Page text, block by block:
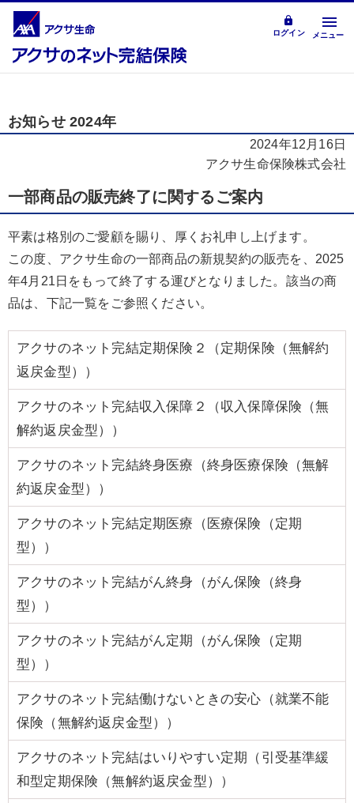
ログイン メニュー
お知らせ 2024年
2024年12月16日
アクサ生命保険株式会社
一部商品の販売終了に関するご案内
平素は格別のご愛顧を賜り、厚くお礼申し上げます。
この度、アクサ生命の一部商品の新規契約の販売を、2025
年4月21日をもって終了する運びとなりました。該当の商
品は、下記一覧をご参照ください。
アクサのネット完結定期保険２（定期保険（無解約
返戻金型））
アクサのネット完結収入保障２（収入保障保険（無
解約返戻金型））
アクサのネット完結終身医療（終身医療保険（無解
約返戻金型））
アクサのネット完結定期医療（医療保険（定期
型））
アクサのネット完結がん終身（がん保険（終身
型））
アクサのネット完結がん定期（がん保険（定期
型））
アクサのネット完結働けないときの安心（就業不能
保険（無解約返戻金型））
アクサのネット完結はいりやすい定期（引受基準緩
和型定期保険（無解約返戻金型））